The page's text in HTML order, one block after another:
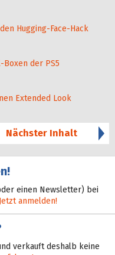
Hugging-Face-Hack
der PS5
Extended Look
Nächster Inhalt
einen Newsletter) bei
Jetzt anmelden!
verkauft deshalb keine